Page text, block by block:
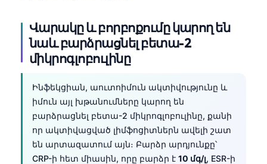
Վարակը և բորբոքումը կարող են
նաև բարձրացնել բետա-2
միկրոգլոբուլինը
Ինֆեկցիան, աուտոիմուն ակտիվությունը և
իմուն այլ խթանումները կարող են
բարձրացնել բետա-2 միկրոգլոբուլինը, քանի
որ ակտիվացված լիմֆոցիտներն ավելի շատ
են արտազատում այն։ Բարձր արդյունքը՝
CRP-ի հետ միասին, որը բարձր է 10 մգ/լ, ESR-ի
ພາສາລາວ
Basa Jawa
Cebuano
ئۇيغۇرچە
Татар теле
Беларуская мова